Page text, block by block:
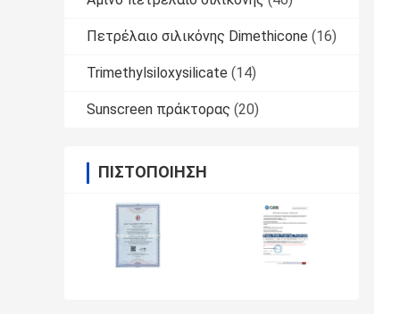
Πετρέλαιο σιλικόνης Dimethicone (16)
Trimethylsiloxysilicate (14)
Sunscreen πράκτορας (20)
ΠΙΣΤΟΠΟΊΗΣΗ